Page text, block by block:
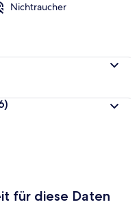
Nichtraucher
für diese Daten